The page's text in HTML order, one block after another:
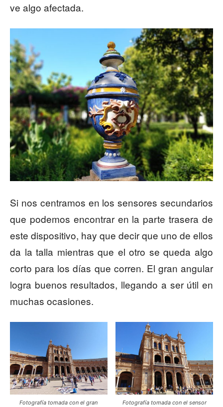
ve algo afectada.
Si nos centramos en los sensores secundarios
que podemos encontrar en la parte trasera de
este dispositivo, hay que decir que uno de ellos
da la talla mientras que el otro se queda algo
corto para los días que corren. El gran angular
logra buenos resultados, llegando a ser útil en
muchas ocasiones.
Fotografía tomada con el gran
Fotografía tomada con el sensor